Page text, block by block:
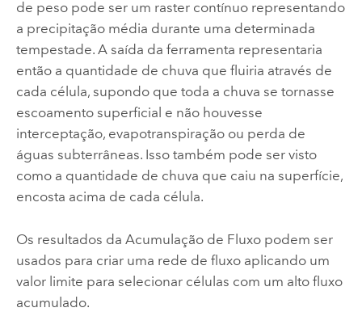
de peso pode ser um raster contínuo representando
a precipitação média durante uma determinada
tempestade. A saída da ferramenta representaria
então a quantidade de chuva que fluiria através de
cada célula, supondo que toda a chuva se tornasse
escoamento superficial e não houvesse
interceptação, evapotranspiração ou perda de
águas subterrâneas. Isso também pode ser visto
como a quantidade de chuva que caiu na superfície,
encosta acima de cada célula.
Os resultados da Acumulação de Fluxopodem ser
usados para criar uma rede de fluxo aplicando um
valor limite para selecionar células com um alto fluxo
acumulado.